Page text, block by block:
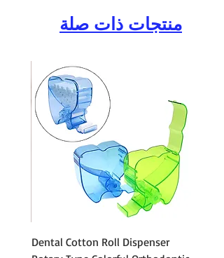
منتجات ذات صلة
Dental Cotton Roll Dispenser